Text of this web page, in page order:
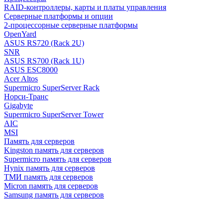
RAID-контроллеры, карты и платы управления
Серверные платформы и опции
2-процессорные серверные платформы
OpenYard
ASUS RS720 (Rack 2U)
SNR
ASUS RS700 (Rack 1U)
ASUS ESC8000
Acer Altos
Supermicro SuperServer Rack
Норси-Транс
Gigabyte
Supermicro SuperServer Tower
AIC
MSI
Память для серверов
Kingston память для серверов
Supermicro память для серверов
Hynix память для серверов
ТМИ память для серверов
Micron память для серверов
Samsung память для серверов